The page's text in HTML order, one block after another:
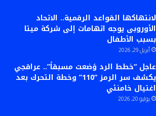
لانتهاكها القواعد الرقمية.. الاتحاد
الأوروبى يوجه اتهامات إلى شركة ميتا
بسبب الأطفال
أبريل 29, 2026
عاجل “خطط الرد وُضعت مسبقاً”.. عراقجي
يكشف سر الرمز “110” وخطة التحرك بعد
اغتيال خامنئي
يوليو 20, 2026